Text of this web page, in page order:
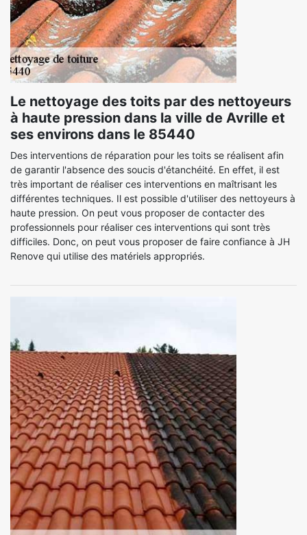
Le nettoyage des toits par des nettoyeurs
à haute pression dans la ville de Avrille et
ses environs dans le 85440
Des interventions de réparation pour les toits se réalisent afin
de garantir l'absence des soucis d'étanchéité. En effet, il est
très important de réaliser ces interventions en maîtrisant les
différentes techniques. Il est possible d'utiliser des nettoyeurs à
haute pression. On peut vous proposer de contacter des
professionnels pour réaliser ces interventions qui sont très
difficiles. Donc, on peut vous proposer de faire confiance à JH
Renove qui utilise des matériels appropriés.